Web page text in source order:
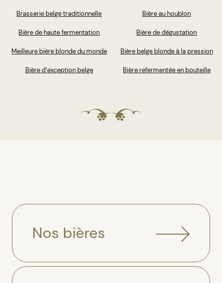
Brasserie belge traditionnelle
Bière de haute fermentation
Meilleure bière blonde du monde
Bière d’exception belge
Bière au houblon
Bière de dégustation
Bière belge blonde à la pression
Bière refermentée en bouteille
Nos bières